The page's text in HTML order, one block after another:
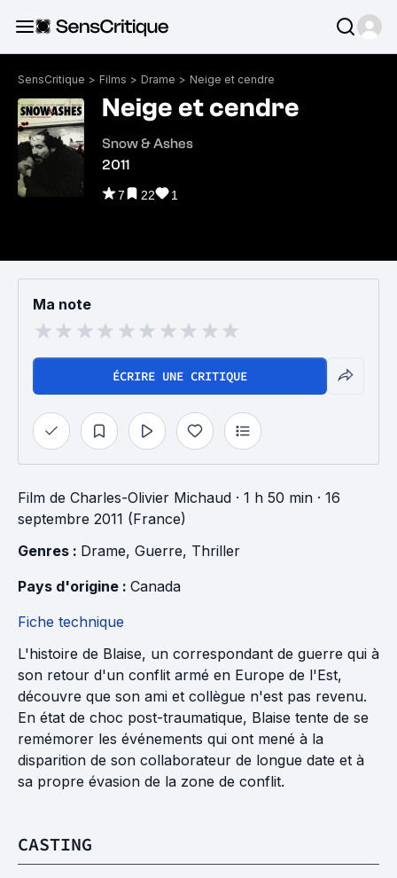
SensCritique > Films > Drame > Neige et cendre
Neige et cendre
Snow & Ashes
2011
7 22 1
Ma note
ÉCRIRE UNE CRITIQUE
Film de Charles-Olivier Michaud · 1 h 50 min · 16
septembre 2011 (France)
Genres : Drame, Guerre, Thriller
Pays d'origine : Canada
Fiche technique
L'histoire de Blaise, un correspondant de guerre qui à
son retour d'un conflit armé en Europe de l'Est,
découvre que son ami et collègue n'est pas revenu.
En état de choc post-traumatique, Blaise tente de se
remémorer les événements qui ont mené à la
disparition de son collaborateur de longue date et à
sa propre évasion de la zone de conflit.
CASTING